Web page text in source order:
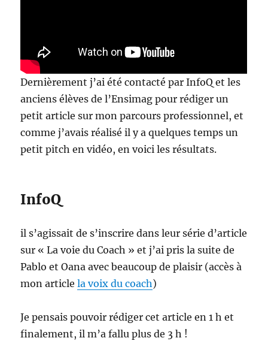
Dernièrement j’ai été contacté par InfoQ et les
anciens élèves de l’Ensimag pour rédiger un
petit article sur mon parcours professionnel, et
comme j’avais réalisé il y a quelques temps un
petit pitch en vidéo, en voici les résultats.
InfoQ
il s’agissait de s’inscrire dans leur série d’article
sur « La voie du Coach » et j’ai pris la suite de
Pablo et Oana avec beaucoup de plaisir (accès à
mon articlela voix du coach)
Je pensais pouvoir rédiger cet article en 1 h et
finalement, il m’a fallu plus de 3 h !